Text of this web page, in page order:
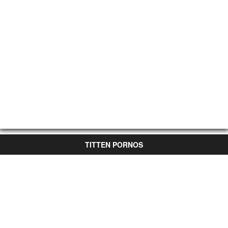
TITTEN PORNOS